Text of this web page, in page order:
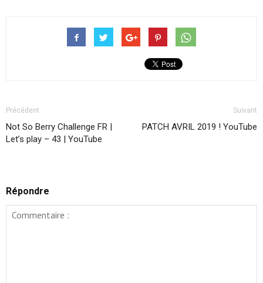
Précédent
Not So Berry Challenge FR |
Let’s play – 43 | YouTube
Suivant
PATCH AVRIL 2019 ! YouTube
Répondre